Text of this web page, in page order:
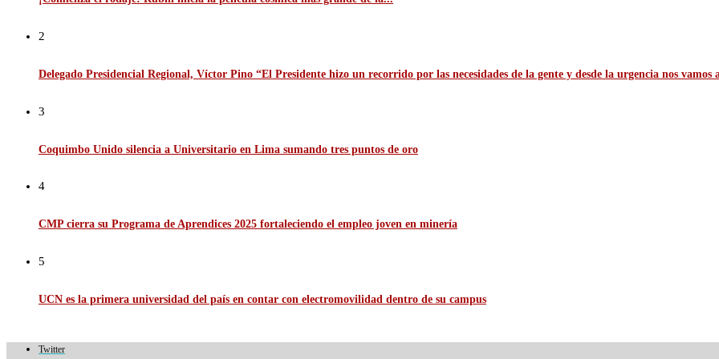
2
Delegado Presidencial Regional, Víctor Pino “El Presidente hizo un recorrido por las necesidades de la gente y desde la urgencia nos vamos
3
Coquimbo Unido silencia a Universitario en Lima sumando tres puntos de oro
4
CMP cierra su Programa de Aprendices 2025 fortaleciendo el empleo joven en minería
5
UCN es la primera universidad del país en contar con electromovilidad dentro de su campus
Twitter